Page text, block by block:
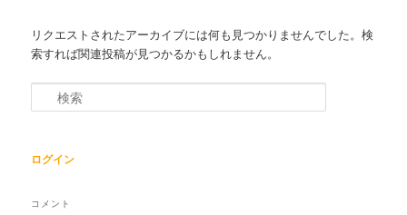
リクエストされたアーカイブには何も見つかりませんでした。検
索すれば関連投稿が見つかるかもしれません。
ログイン
コメント